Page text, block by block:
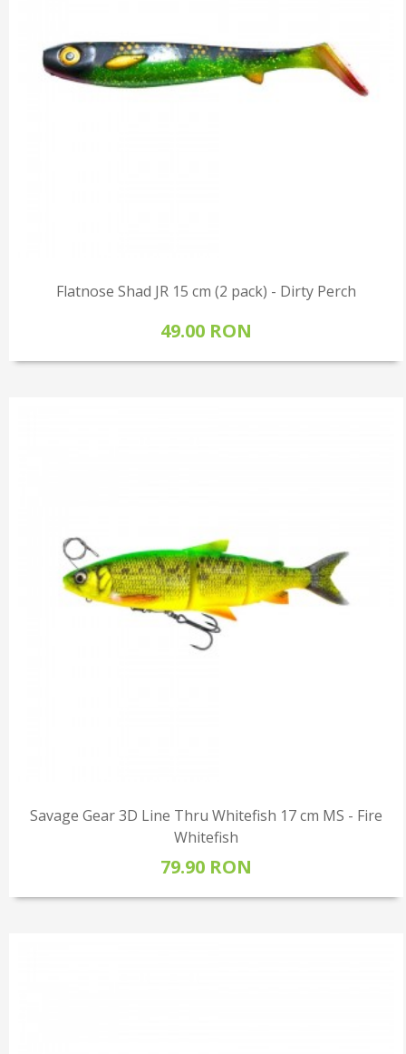
Flatnose Shad JR 15 cm (2 pack) - Dirty Perch
49.00 RON
Savage Gear 3D Line Thru Whitefish 17 cm MS - Fire
Whitefish
79.90 RON